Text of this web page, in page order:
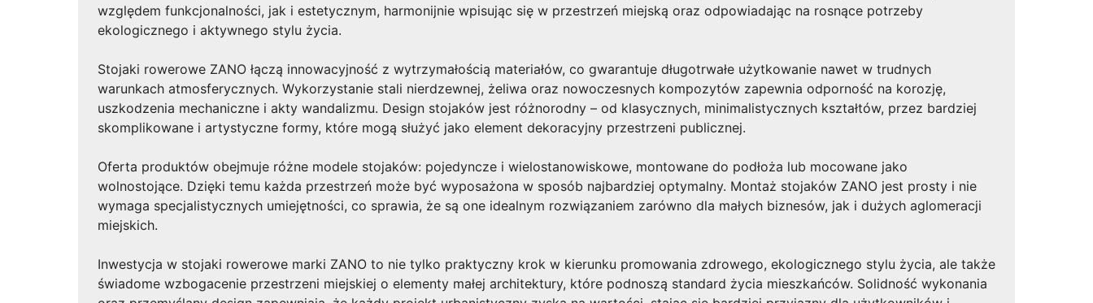
względem funkcjonalności, jak i estetycznym, harmonijnie wpisując się w przestrzeń miejską oraz odpowiadając na rosnące potrzeby
ekologicznego i aktywnego stylu życia.
Stojaki rowerowe ZANO łączą innowacyjność z wytrzymałością materiałów, co gwarantuje długotrwałe użytkowanie nawet w trudnych
warunkach atmosferycznych. Wykorzystanie stali nierdzewnej, żeliwa oraz nowoczesnych kompozytów zapewnia odporność na korozję,
uszkodzenia mechaniczne i akty wandalizmu. Design stojaków jest różnorodny – od klasycznych, minimalistycznych kształtów, przez bardziej
skomplikowane i artystyczne formy, które mogą służyć jako element dekoracyjny przestrzeni publicznej.
Oferta produktów obejmuje różne modele stojaków: pojedyncze i wielostanowiskowe, montowane do podłoża lub mocowane jako
wolnostojące. Dzięki temu każda przestrzeń może być wyposażona w sposób najbardziej optymalny. Montaż stojaków ZANO jest prosty i nie
wymaga specjalistycznych umiejętności, co sprawia, że są one idealnym rozwiązaniem zarówno dla małych biznesów, jak i dużych aglomeracji
miejskich.
Inwestycja w stojaki rowerowe marki ZANO to nie tylko praktyczny krok w kierunku promowania zdrowego, ekologicznego stylu życia, ale także
świadome wzbogacenie przestrzeni miejskiej o elementy małej architektury, które podnoszą standard życia mieszkańców. Solidność wykonania